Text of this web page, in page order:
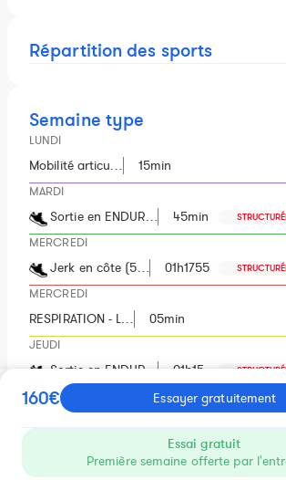
Répartition des sports
Semaine type
LUNDI
Mobilité articu… 15min
MARDI
Sortie en ENDUR… 45min
MERCREDI
Jerk en côte (5… 01h1755
MERCREDI
RESPIRATION - L… 05min
JEUDI
Sortie en ENDUR… 01h15
VENDREDI
160€ Essayer gratuitement
Essai gratuit
Première semaine offerte par